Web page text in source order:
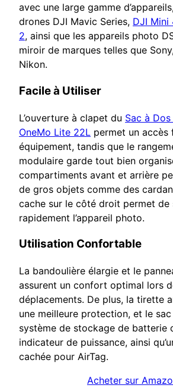
avec une large gamme
drones DJI Mavic Series, DJI Mini
2, ainsi que les appareils photo
miroir de marques telles que
Nikon.
Facile à Utiliser
L’ouverture à clapet du Sac à Dos
OneMo Lite 22L permet un
équipement, tandis que le
modulaire garde tout bien
compartiments avant et arrière
de gros objets comme des
cache sur le côté droit permet
rapidement l’appareil photo.
Utilisation Confortable
La bandoulière élargie et le
assurent un confort optimal lors
déplacements. De plus, la tirette
une meilleure protection, et le sac
système de stockage de batterie
indicateur de puissance, ainsi
cachée pour AirTag.
Acheter sur